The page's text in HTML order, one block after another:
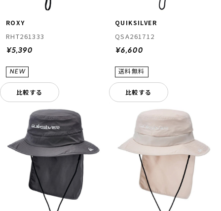
ROXY
RHT261333
¥5,390
比較する
QUIKSILVER
QSA261712
¥6,600
比較する